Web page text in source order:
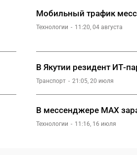
Мобильный трафик
Технологии 11:20, 04 августа
В Якутии резидент ИТ-
Транспорт 21:05, 20 июля
В мессенджере MAX
Технологии 11:16, 16 июля